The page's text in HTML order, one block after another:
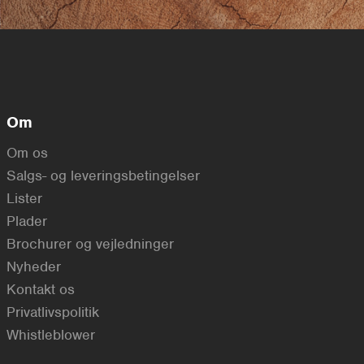
Om
Om os
Salgs- og leveringsbetingelser
Lister
Plader
Brochurer og vejledninger
Nyheder
Kontakt os
Privatlivspolitik
Whistleblower